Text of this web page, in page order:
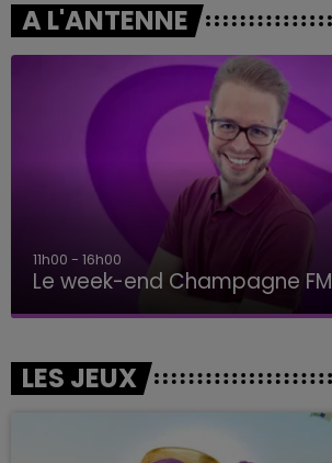
A L'ANTENNE
11h00 - 16h00
Le week-end Champagne FM
LES JEUX